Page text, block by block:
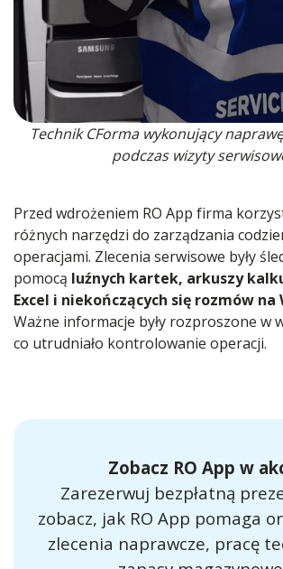
Technik CForma wykonujący
podczas wizyty
Przed wdrożeniem RO App firma
różnych narzędzi do zarządzania
operacjami. Zlecenia serwisowe były
pomocą luźnych kartek, arkuszy
Excel i niekończących się rozmów na
Ważne informacje były rozproszone w
co utrudniało kontrolowanie operacji.
Zobacz RO App w
Zarezerwuj bezpłatną
zobacz, jak RO App pomaga
zlecenia naprawcze, pracę